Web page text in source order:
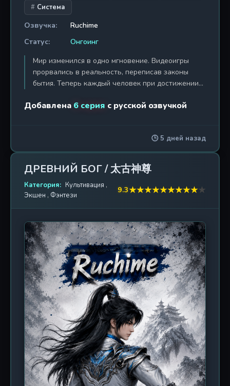
Система
Озвучка:
Ruchime
Статус:
Онгоинг
Мир изменился в одно мгновение. Видеоигры
прорвались в реальность, переписав законы
бытия. Теперь каждый человек при достижении
маг, целитель... Но Линь Моюй, юноша,
Некромант. В то время как человечество с
трудом сдерживает натиск демонов и драконов,
прорвавшихся из Бездны, Моюй осознаёт: его
сила — не просто проклятие, а дар, способный
изменить ход войны. Он повелевает легионами
мёртвых, воскрешая павших врагов и превращая
их в своё бессмертное войско. Один против
всех, кто осмелится встать на его пути. Но чем
могущественнее некромант, тем сильнее
искушение тьмой. Сможет ли Линь Моюй
сохранить человечность, когда сама смерть
служит ему? Или он станет тем, кого будут
бояться даже боги? Впереди — битвы, интриги и
восхождение на вершину мира, где правит не
сила, а воля.
Добавлена 6 серия с русской озвучкой
🕒 5 дней назад
ДРЕВНИЙ БОГ / 太古神尊
Категория: Культивация ,
Экшен , Фэнтези
9.3★★★★★★★★★★